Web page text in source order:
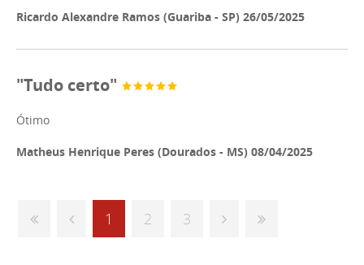
Ricardo Alexandre Ramos (Guariba - SP) 26/05/2025
"Tudo certo"
Ótimo
Matheus Henrique Peres (Dourados - MS) 08/04/2025
1 2 3